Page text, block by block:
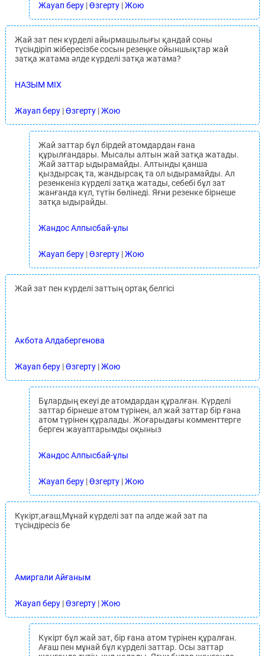
Жауап беру|Өзгерту|Жою
Жай зат пен күрделі айырмашылығы қандай соны
түсіндіріп жібересізбе сосын резеңке ойыншықтар жай
затқа жатама әлде күрделі затқа жатама?
НАЗЫМ MIX
Жауап беру|Өзгерту|Жою
Жай заттар бұл бірдей атомдардан ғана
құрылғандары. Мысалы алтын жай затқа жатады.
Жай заттар ыдырамайды. Алтынды қанша
қыздырсақ та, жандырсақ та ол ыдырамайды. Ал
резенкеніз күрделі затқа жатады, себебі бұл зат
жанғанда күл, түтін бөлінеді. Яғни резенке бірнеше
затқа ыдырайды.
Жандос Алпысбай-ұлы
Жауап беру|Өзгерту|Жою
Жай зат пен күрделі заттың ортақ белгісі
Акбота Алдабергенова
Жауап беру|Өзгерту|Жою
Бұлардың екеуі де атомдардан құралған. Күрделі
заттар бірнеше атом түрінен, ал жай заттар бір ғана
атом түрінен құралады. Жоғарыдағы комменттерге
берген жауаптарымды оқыныз
Жандос Алпысбай-ұлы
Жауап беру|Өзгерту|Жою
Күкірт,ағаш,Мұнай күрделі зат па әлде жай зат па
түсіндіресіз бе
Амиргали Айғаным
Жауап беру|Өзгерту|Жою
Күкірт бұл жай зат, бір ғана атом түрінен құралған.
Ағаш пен мұнай бұл күрделі заттар. Осы заттар